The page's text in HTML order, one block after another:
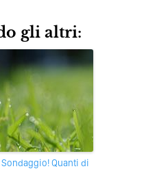
gli altri:
Sondaggio! Quanti di